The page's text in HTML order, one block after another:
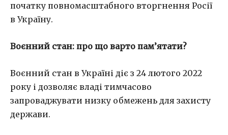
початку повномасштабного вторгнення Росії
в Україну.
Воєнний стан: про що варто пам’ятати?
Воєнний стан в Україні діє з 24 лютого 2022
року і дозволяє владі тимчасово
запроваджувати низку обмежень для захисту
держави.